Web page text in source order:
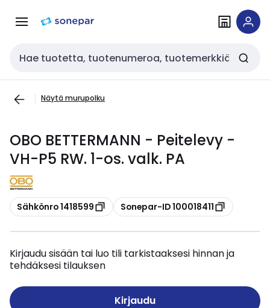
navigointiinsisältöön
Haku
Näytä murupolku
OBO BETTERMANN - Peitelevy -
VH-P5 RW. 1-os. valk. PA
Kopioi
Sähkönro 1418599 Kopioi
Sonepar-ID 100018411
Kirjaudu sisään tai luo tili tarkistaaksesi hinnan ja
tehdäksesi tilauksen
Kirjaudu